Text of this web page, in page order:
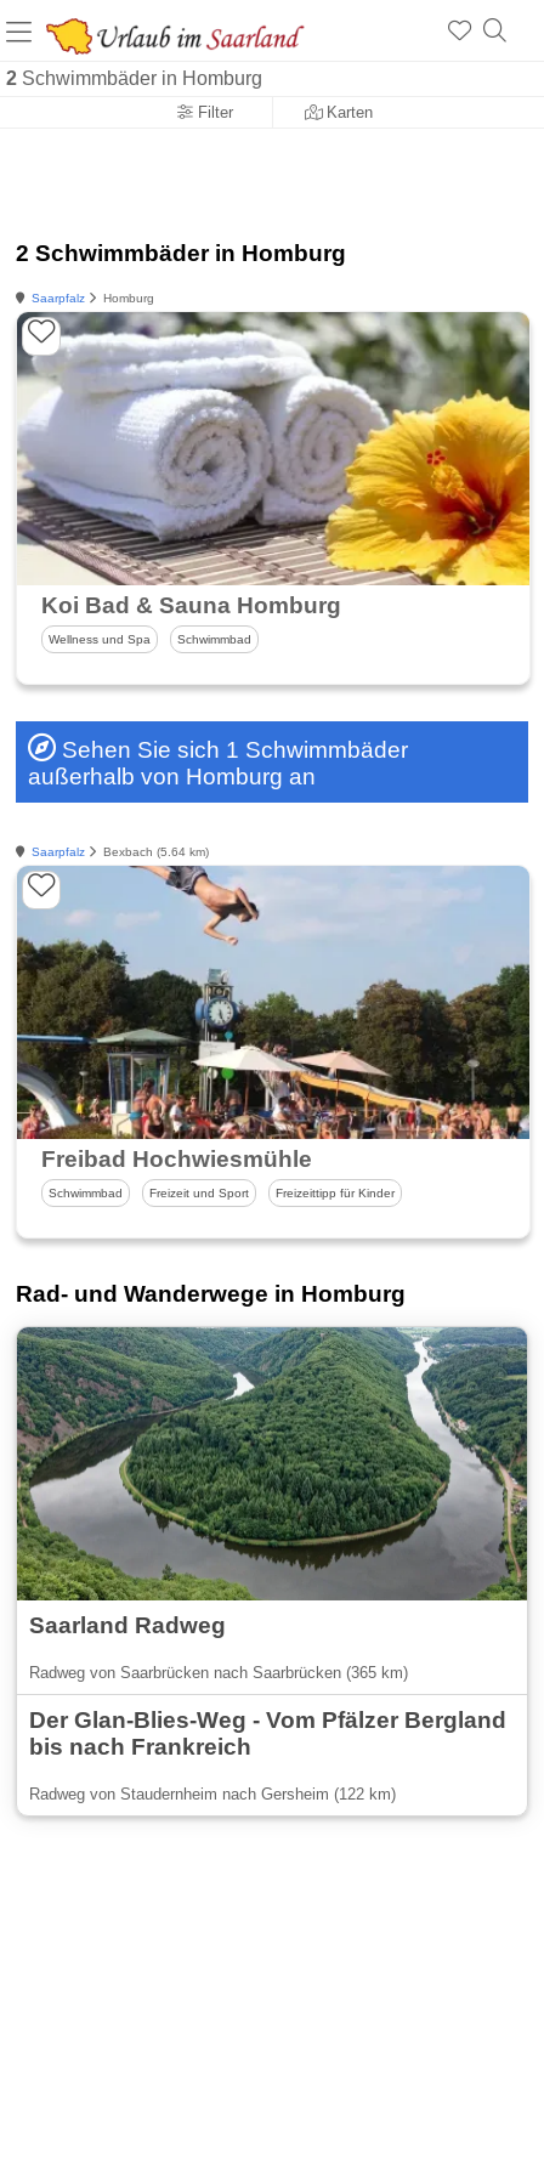
2 Schwimmbäder in Homburg
Filter Karten
2 Schwimmbäder in Homburg
Saarpfalz Homburg
Koi Bad & Sauna Homburg
Wellness und Spa Schwimmbad
Sehen Sie sich 1 Schwimmbäder
außerhalb von Homburg an
Saarpfalz Bexbach (5.64 km)
Freibad Hochwiesmühle
Schwimmbad Freizeit und Sport Freizeittipp für Kinder
Rad- und Wanderwege in Homburg
Saarland Radweg
Radweg von Saarbrücken nach Saarbrücken (365 km)
Der Glan-Blies-Weg - Vom Pfälzer Bergland
bis nach Frankreich
Radweg von Staudernheim nach Gersheim (122 km)